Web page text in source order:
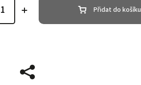
Přidat do košíku